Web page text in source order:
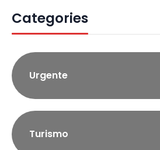
Categories
Urgente
Turismo